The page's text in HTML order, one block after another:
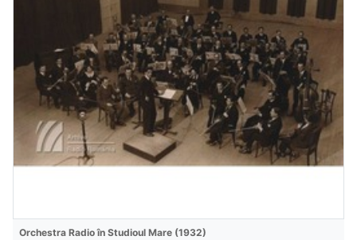
Orchestra Radio în Studioul Mare (1932)